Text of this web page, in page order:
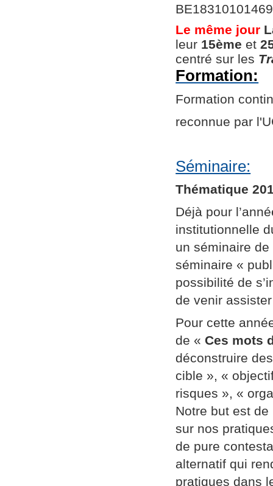
Le même jour
leur 15ème et
centré sur les
Formation:
Formation
reconnue par
Séminaire:
Thématique
Déjà pour
institutionnelle
un séminaire
séminaire «
possibilité de
de venir
Pour cette
de « Ces mots
déconstruire
cible », «
risques », «
Notre but est de
sur nos
de pure
alternatif qui
pratiques dans